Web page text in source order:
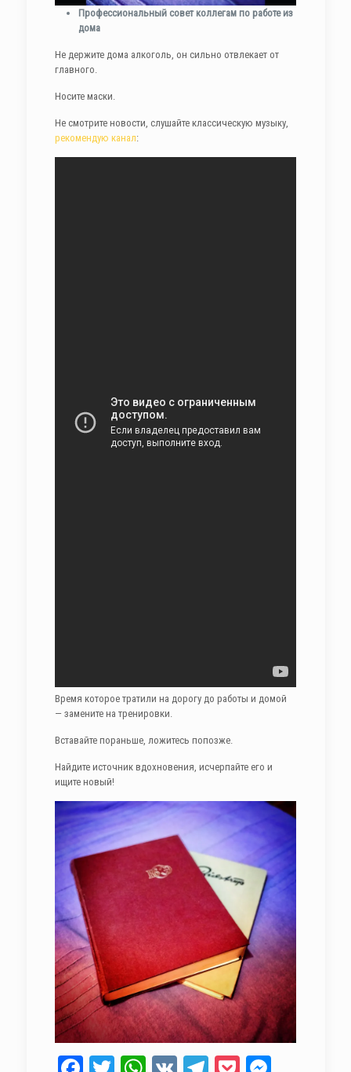
Профессиональный совет коллегам по работе из
дома
Не держите дома алкоголь, он сильно отвлекает от
главного.
Носите маски.
Не смотрите новости, слушайте классическую музыку,
рекомендую канал:
Время которое тратили на дорогу до работы и домой
— замените на тренировки.
Вставайте пораньше, ложитесь попозже.
Найдите источник вдохновения, исчерпайте его и
ищите новый!